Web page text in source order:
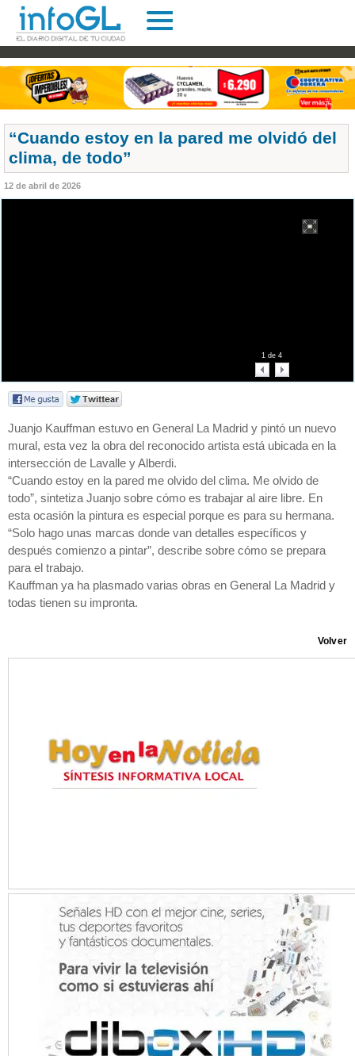
“Cuando estoy en la pared me olvidó del
clima, de todo”
12 de abril de 2026
1de 4
Juanjo Kauffman estuvo en General La Madrid y pintó un nuevo
mural, esta vez la obra del reconocido artista está ubicada en la
intersección de Lavalle y Alberdi.
“Cuando estoy en la pared me olvido del clima. Me olvido de
todo”, sintetiza Juanjo sobre cómo es trabajar al aire libre. En
esta ocasión la pintura es especial porque es para su hermana.
“Solo hago unas marcas donde van detalles específicos y
después comienzo a pintar”, describe sobre cómo se prepara
para el trabajo.
Kauffman ya ha plasmado varias obras en General La Madrid y
todas tienen su impronta.
Volver